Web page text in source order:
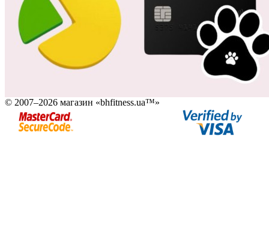
© 2007–2026 магазин «bhfitness.ua™»